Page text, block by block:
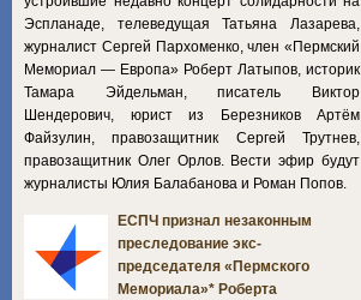
Эспланаде, телеведущая Татьяна Лазарева,
журналист Сергей Пархоменко, член «Пермский
Мемориал — Европа» Роберт Латыпов, историк
Тамара Эйдельман, писатель Виктор
Шендерович, юрист из Березников Артём
Файзулин, правозащитник Сергей Трутнев,
правозащитник Олег Орлов. Вести эфир будут
журналисты Юлия Балабанова и Роман Попов.
ЕСПЧ признал незаконным
преследование экс-
председателя «Пермского
Мемориала»* Роберта